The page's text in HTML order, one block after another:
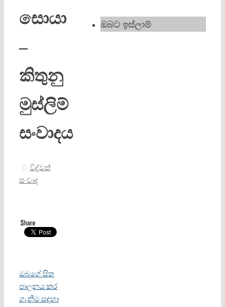
සොයා
–
කිතුනු
මුස්ලිම්
සංවාදය
විද්වත්
සංවාද
ඔබගේ සිත
පාලනය කර
ගැනීම සඳහා
ඔබට ඉස්ලාම්